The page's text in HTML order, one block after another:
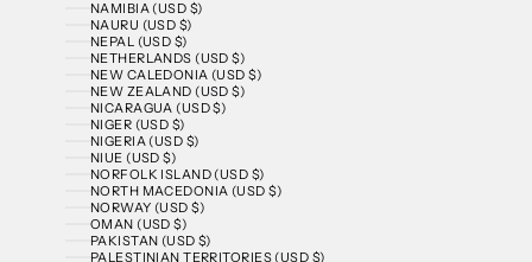
NAMIBIA (USD $)
NAURU (USD $)
NEPAL (USD $)
NETHERLANDS (USD $)
NEW CALEDONIA (USD $)
NEW ZEALAND (USD $)
NICARAGUA (USD $)
NIGER (USD $)
NIGERIA (USD $)
NIUE (USD $)
NORFOLK ISLAND (USD $)
NORTH MACEDONIA (USD $)
NORWAY (USD $)
OMAN (USD $)
PAKISTAN (USD $)
PALESTINIAN TERRITORIES (USD $)